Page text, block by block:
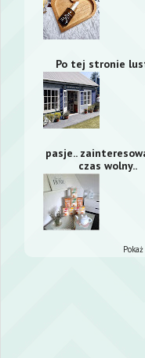
Po tej stronie
pasje..
czas wolny..